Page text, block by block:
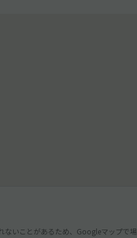
いことがあるため、Googleマップで場